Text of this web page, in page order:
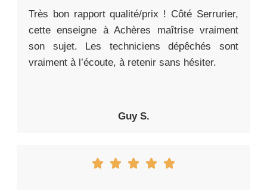
Très bon rapport qualité/prix ! Côté Serrurier,
cette enseigne à Achères maîtrise vraiment
son sujet. Les techniciens dépêchés sont
vraiment à l’écoute, à retenir sans hésiter.
Guy S.